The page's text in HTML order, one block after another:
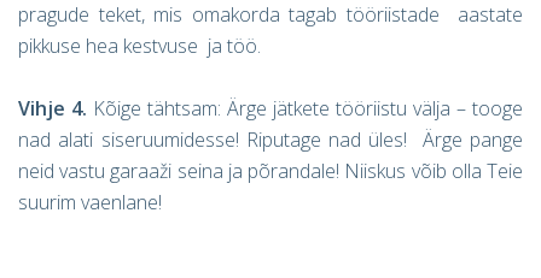
pragude teket, mis omakorda tagab tööriistade aastate
pikkuse hea kestvuse ja töö.
Vihje 4. Kõige tähtsam: Ärge jätkete tööriistu välja – tooge
nad alati siseruumidesse! Riputage nad üles! Ärge pange
neid vastu garaaži seina ja põrandale! Niiskus võib olla Teie
suurim vaenlane!